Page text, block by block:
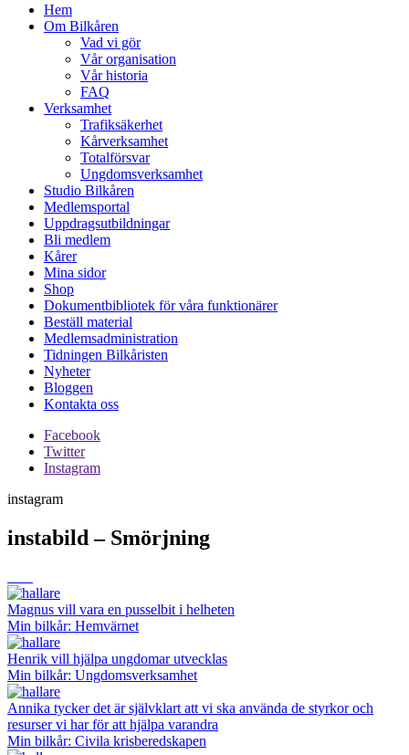
Hem
Om Bilkåren
Vad vi gör
Vår organisation
Vår historia
FAQ
Verksamhet
Trafiksäkerhet
Kårverksamhet
Totalförsvar
Ungdomsverksamhet
Studio Bilkåren
Medlemsportal
Uppdragsutbildningar
Bli medlem
Kårer
Mina sidor
Shop
Dokumentbibliotek för våra funktionärer
Beställ material
Medlemsadministration
Tidningen Bilkåristen
Nyheter
Bloggen
Kontakta oss
Facebook
Twitter
Instagram
instagram
instabild – Smörjning
Magnus vill vara en pusselbit i helheten
Min bilkår: Hemvärnet
Henrik vill hjälpa ungdomar utvecklas
Min bilkår: Ungdomsverksamhet
Annika tycker det är självklart att vi ska använda de styrkor och
resurser vi har för att hjälpa varandra
Min bilkår: Civila krisberedskapen